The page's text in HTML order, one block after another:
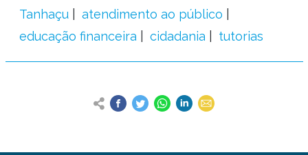
Tanhaçu
atendimento ao público
educação financeira
cidadania tutorias